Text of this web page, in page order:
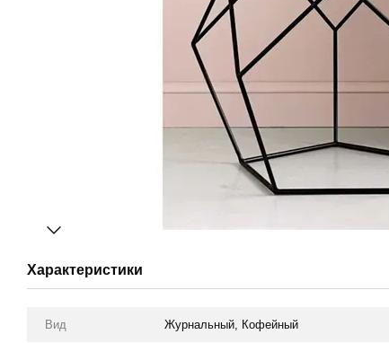
Характеристики
Вид Журнальный, Кофейный